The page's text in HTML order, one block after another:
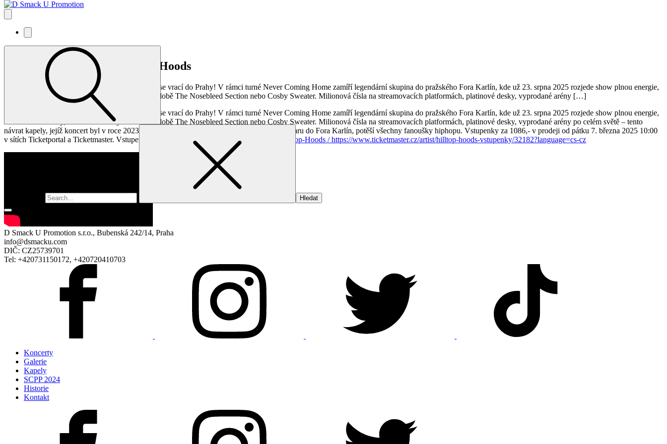
NOVĚ OZNÁMENO: Hilltop Hoods
Průkopníci australského hiphopu, Hilltop Hoods, se vrací do Prahy! V rámci turné Never Coming Home zamíří legendární skupina do pražského Fora Karlín, kde už 23. srpna 2025 rozjede show plnou energie,
zbrusu nové hudby, ale také ikonických hitů v podobě The Nosebleed Section nebo Cosby Sweater. Milionová čísla na streamovacích platformách, platinové desky, vyprodané arény […]
Průkopníci australského hiphopu, Hilltop Hoods, se vrací do Prahy! V rámci turné Never Coming Home zamíří legendární skupina do pražského Fora Karlín, kde už 23. srpna 2025 rozjede show plnou energie,
zbrusu nové hudby, ale také ikonických hitů v podobě The Nosebleed Section nebo Cosby Sweater. Milionová čísla na streamovacích platformách, platinové desky, vyprodané arény po celém světě – tento
návrat kapely, jejíž koncert byl v roce 2023 pro obrovský zájem přesunut z Lucerna Music Baru do Fora Karlín, potěší všechny fanoušky hiphopu. Vstupenky za 1086,- v prodeji od pátku 7. března 2025 10:00
v sítích Ticketportal a Ticketmaster. Vstupenky online:
https://www.ticketportal.cz/event/Hilltop-Hoods /https://www.ticketmaster.cz/artist/hilltop-hoods-vstupenky/32182?language=cs-cz
D Smack U Promotion s.r.o., Bubenská 242/14, Praha
info@dsmacku.com
DIČ: CZ25739701
Tel: +420731150172, +420720410703
Koncerty
Galerie
Kapely
SCPP 2024
Historie
Kontakt